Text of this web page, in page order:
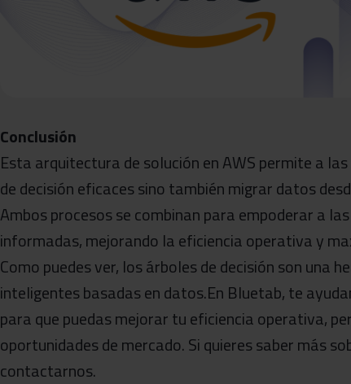
Conclusión
Esta arquitectura de solución en AWS permite a
de decisión eficaces sino también migrar datos
Ambos procesos se combinan para empoderar a
informadas, mejorando la eficiencia operativa y
Como puedes ver, los árboles de decisión son una
inteligentes basadas en datos.En Bluetab, te
para que puedas mejorar tu eficiencia operativa,
oportunidades de mercado. Si quieres saber más
contactarnos.